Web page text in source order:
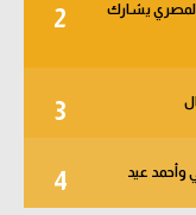
2
دور الـ 32.. والثلاثي المصري يشارك
3
4 وأحمد عيد